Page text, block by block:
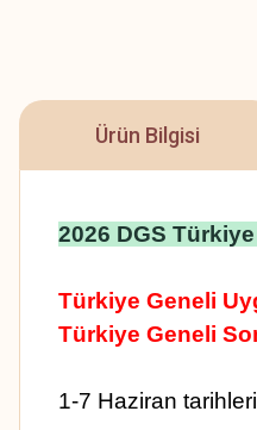
Ürün Bilgisi
2026 DGS Türkiye
Türkiye Geneli
Türkiye Geneli
1-7 Haziran